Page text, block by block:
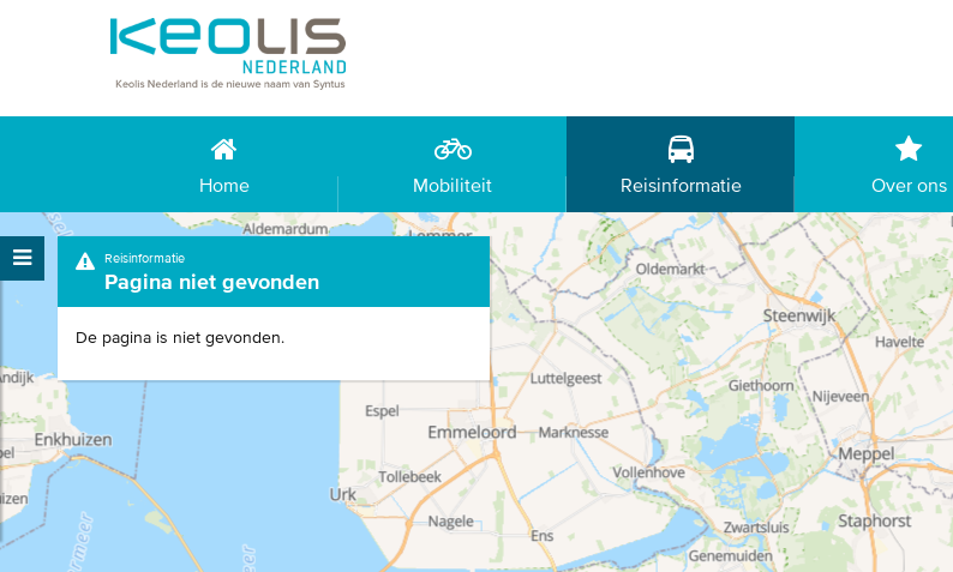
Home Mobiliteit Reisinformatie Over ons
Reisinformatie
Pagina niet gevonden
De pagina is niet gevonden.